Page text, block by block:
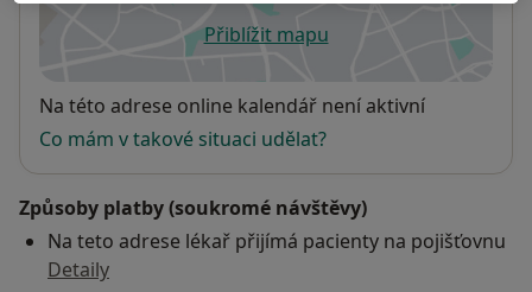
Přiblížit mapuse otevře v nové záložce
Dostupnost
Na této adrese online kalendář není aktivní
Co mám v takové situaci udělat?
Způsoby platby (soukromé návštěvy)
Na teto adrese lékař přijímá pacienty na pojišťovnu
Detaily